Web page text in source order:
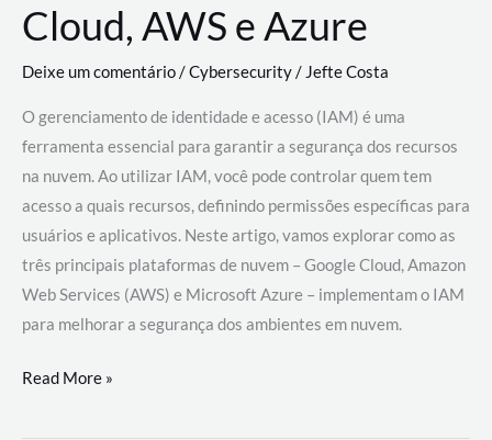
Cloud, AWS e Azure
Deixe um comentário/Cybersecurity/ Jefte Costa
O gerenciamento de identidade e acesso (IAM) é uma
ferramenta essencial para garantir a segurança dos recursos
na nuvem. Ao utilizar IAM, você pode controlar quem tem
acesso a quais recursos, definindo permissões específicas para
usuários e aplicativos. Neste artigo, vamos explorar como as
três principais plataformas de nuvem – Google Cloud, Amazon
Web Services (AWS) e Microsoft Azure – implementam o IAM
para melhorar a segurança dos ambientes em nuvem.
Gerenciamento
Read More »